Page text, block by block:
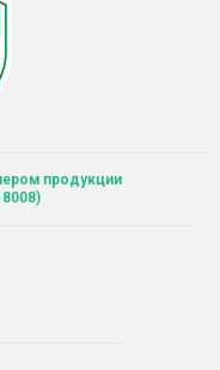
продукции